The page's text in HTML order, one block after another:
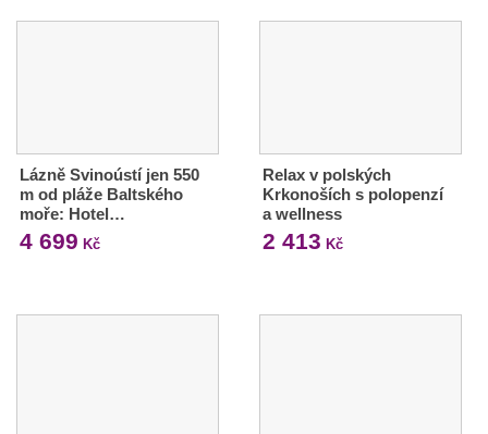
Lázně Svinoústí jen 550
m od pláže Baltského
moře: Hotel…
4 699 Kč
Relax v polských
Krkonoších s polopenzí
a wellness
2 413 Kč